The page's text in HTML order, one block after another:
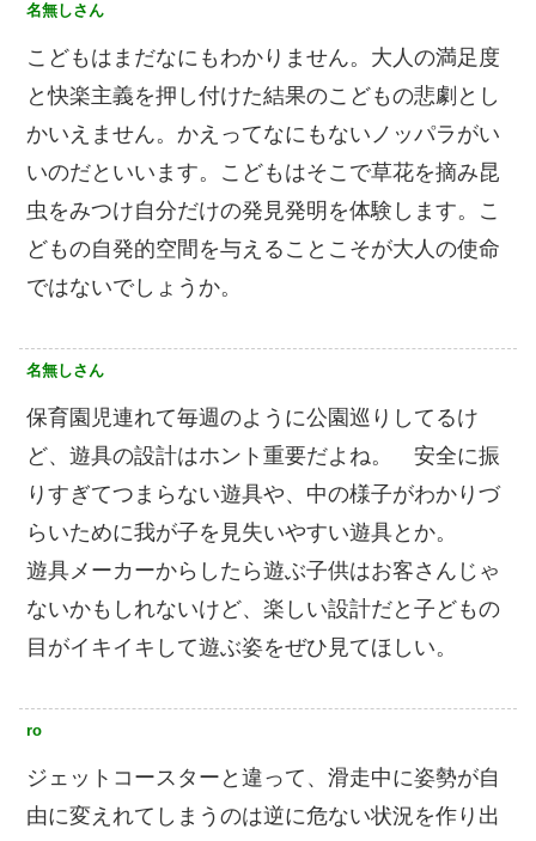
名無しさん
こどもはまだなにもわかりません。大人の満足度
と快楽主義を押し付けた結果のこどもの悲劇とし
かいえません。かえってなにもないノッパラがい
いのだといいます。こどもはそこで草花を摘み昆
虫をみつけ自分だけの発見発明を体験します。こ
どもの自発的空間を与えることこそが大人の使命
ではないでしょうか。
名無しさん
保育園児連れて毎週のように公園巡りしてるけ
ど、遊具の設計はホント重要だよね。 安全に振
りすぎてつまらない遊具や、中の様子がわかりづ
らいために我が子を見失いやすい遊具とか。
遊具メーカーからしたら遊ぶ子供はお客さんじゃ
ないかもしれないけど、楽しい設計だと子どもの
目がイキイキして遊ぶ姿をぜひ見てほしい。
ro
ジェットコースターと違って、滑走中に姿勢が自
由に変えれてしまうのは逆に危ない状況を作り出